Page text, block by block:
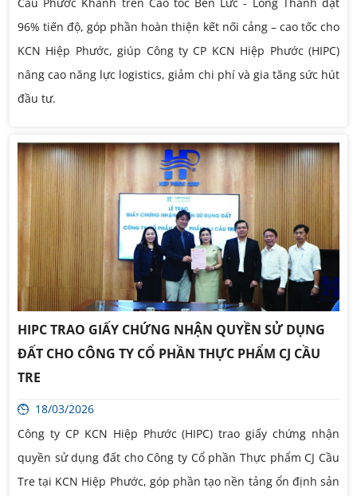
96% tiến độ, góp phần hoàn thiện kết nối cảng – cao tốc cho
KCN Hiệp Phước, giúp Công ty CP KCN Hiệp Phước (HIPC)
nâng cao năng lực logistics, giảm chi phí và gia tăng sức hút
đầu tư.
HIPC TRAO GIẤY CHỨNG NHẬN QUYỀN SỬ DỤNG
ĐẤT CHO CÔNG TY CỔ PHẦN THỰC PHẨM CJ CẦU
TRE
18/03/2026
Công ty CP KCN Hiệp Phước (HIPC) trao giấy chứng nhận
quyền sử dụng đất cho Công ty Cổ phần Thực phẩm CJ Cầu
Tre tại KCN Hiệp Phước, góp phần tạo nền tảng ổn định sản